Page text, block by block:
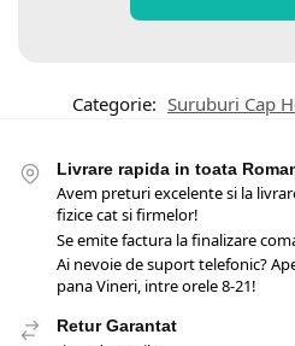
Categorie: Suruburi Cap
Livrare rapida in toata
Avem preturi excelente si la
fizice cat si firmelor!
Se emite factura la finalizare
Ai nevoie de suport telefonic?
pana Vineri, intre orele 8-21!
Retur Garantat